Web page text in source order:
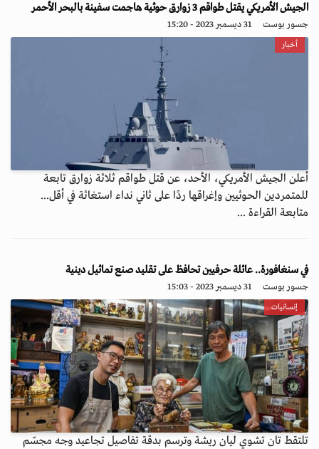
الجيش الأمريكي يقتل طواقم 3 زوارق حوثية هاجمت سفينة بالبحر الأحمر
جسور بوست 31 ديسمبر 2023 - 15:20
أخبار
أعلن الجيش الأمريكي، الأحد، عن قتل طواقم ثلاثة زوارق تابعة
للمتمردين الحوثيين وإغراقها ردًا على ثاني نداء استغاثة في أقل...
متابعة القراءة ...
في سنغافورة.. عائلة حرفيين تحافظ على تقليد صنع تماثيل دينية
جسور بوست 31 ديسمبر 2023 - 15:03
إنسانيات
تلتقط تان تشوي ليان ريشة وترسم بدقة تفاصيل تجاعيد وجه مجسّم